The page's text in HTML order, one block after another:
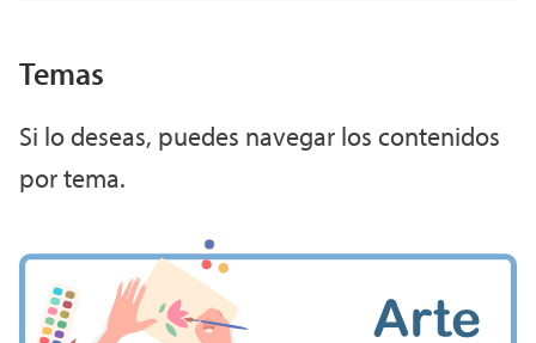
Temas
Si lo deseas, puedes navegar los contenidos
por tema.